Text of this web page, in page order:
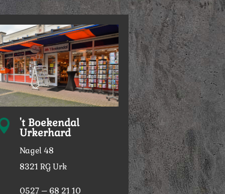
't Boekendal
Urkerhard
Nagel 48
8321 RG Urk
0527 – 68 21 10